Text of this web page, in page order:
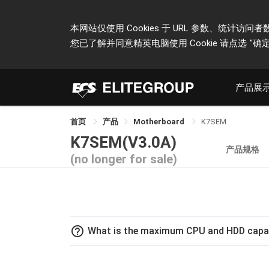
本网站仅使用 Cookies 于 URL 参数、统计访问
您已了解并同意精英电脑使用 Cookie 请点选 "确
产品展
首页 产品 Motherboard K7SEM
K7SEM(V3.0A)
(no longer for sale)
产品规格
help_outline What is the maximum CPU and HDD